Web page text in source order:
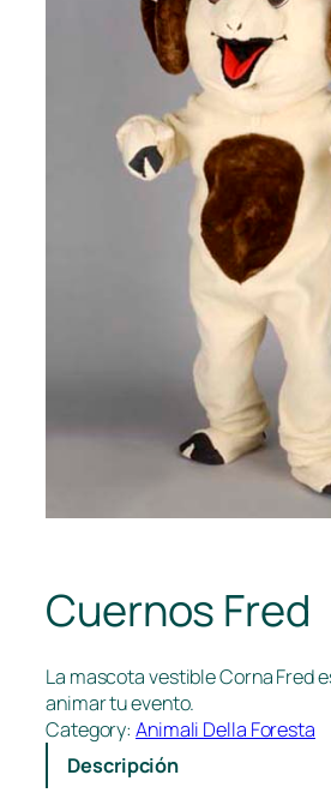
Cuernos Fred
La mascota vestible Corna Fred
animar tu evento.
Category:Animali Della Foresta
Descripción